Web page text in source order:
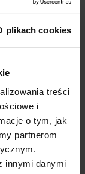
plikach cookies
treści
i
o tym, jak
partnerom
innymi danymi
Może być
stopień
wewnątrz
3. Źródłem
daje ciepłe
do montażu
kuchni lub